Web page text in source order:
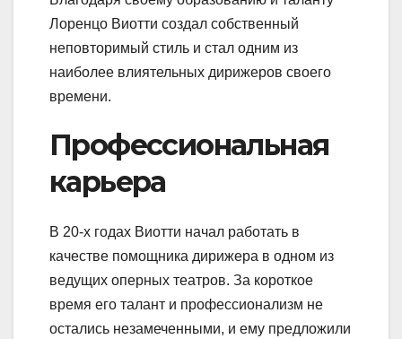
Лоренцо Виотти создал собственный
неповторимый стиль и стал одним из
наиболее влиятельных дирижеров своего
времени.
Профессиональная
карьера
В 20-х годах Виотти начал работать в
качестве помощника дирижера в одном из
ведущих оперных театров. За короткое
время его талант и профессионализм не
остались незамеченными, и ему предложили